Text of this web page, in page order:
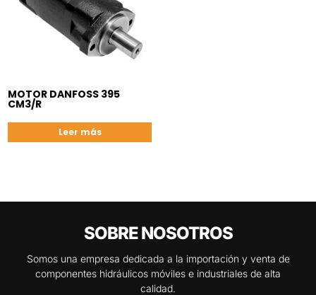
MOTOR DANFOSS 395
CM3/R
Leer más
SOBRE NOSOTROS
Somos una empresa dedicada a la importación y venta de
componentes hidráulicos móviles e industriales de alta
calidad.